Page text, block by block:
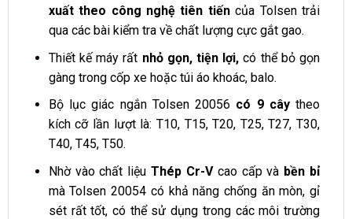
xuất theo công nghệ tiên tiếncủa Tolsen trải
qua các bài kiểm tra về chất lượng cực gắt gao.
Thiết kế máy rất nhỏ gọn, tiện lợi, có thể bỏ gọn
gàng trong cốp xe hoặc túi áo khoác, balo.
Bộ lục giác ngắn Tolsen 20056 có 9 câytheo
kích cỡ lần lượt là: T10, T15, T20, T25, T27, T30,
T40, T45, T50.
Nhờ vào chất liệu Thép Cr-Vcao cấp và bền bỉ
mà Tolsen 20054 có khả năng chống ăn mòn, gỉ
sét rất tốt, có thể sử dụng trong các môi trường